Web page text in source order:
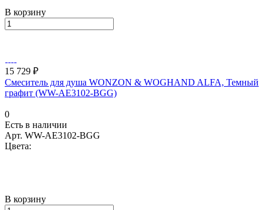
В корзину
15 729 ₽
Смеситель для душа WONZON & WOGHAND ALFA, Темный
графит (WW-AE3102-BGG)
0
Есть в наличии
Арт. WW-AE3102-BGG
Цвета:
В корзину